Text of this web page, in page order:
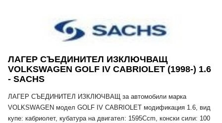
ЛАГЕР СЪЕДИНИТЕЛ ИЗКЛЮЧВАЩ
VOLKSWAGEN GOLF IV CABRIOLET (1998-) 1.6
- SACHS
ЛАГЕР СЪЕДИНИТЕЛ ИЗКЛЮЧВАЩ за автомобили марка
VOLKSWAGEN модел GOLF IV CABRIOLET модификация 1.6, вид
купе: кабриолет, кубатура на двигател: 1595Ccm, конски сили: 100